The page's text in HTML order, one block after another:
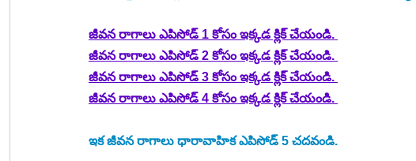
జీవన రాగాలు ఎపిసోడ్ 1 కోసం ఇక్కడ క్లిక్ చేయండి.
జీవన రాగాలు ఎపిసోడ్ 2 కోసం ఇక్కడ క్లిక్ చేయండి.
జీవన రాగాలు ఎపిసోడ్ 3 కోసం ఇక్కడ క్లిక్ చేయండి.
జీవన రాగాలు ఎపిసోడ్ 4 కోసం ఇక్కడ క్లిక్ చేయండి.
ఇక జీవన రాగాలు ధారావాహిక ఎపిసోడ్ 5 చదవండి.